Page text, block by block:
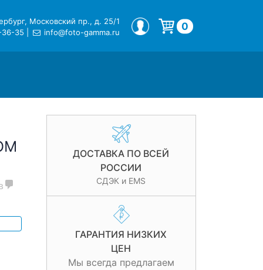
Московский пр., д. 25/1
36-35
info@foto-gamma.ru
МОЙ ПРОФИЛЬ 0
ДОСТАВКА ПО ВСЕЙ
РОССИИ
СДЭК и EMS
ГАРАНТИЯ НИЗКИХ
ЦЕН
Мы всегда предлагаем